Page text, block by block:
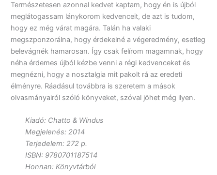
Természetesen azonnal kedvet kaptam, hogy én is újból
meglátogassam lánykorom kedvenceit, de azt is tudom,
hogy ez még várat magára. Talán ha valaki
megszponzorálna, hogy érdekelné a végeredmény, esetleg
belevágnék hamarosan. Így csak felírom magamnak, hogy
néha érdemes újból kézbe venni a régi kedvenceket és
megnézni, hogy a nosztalgia mit pakolt rá az eredeti
élményre. Ráadásul továbbra is szeretem a mások
olvasmányairól szóló könyveket, szóval jöhet még ilyen.
Kiadó: Chatto & Windus
Megjelenés: 2014
Terjedelem: 272 p.
ISBN: 9780701187514
Honnan: Könyvtárból